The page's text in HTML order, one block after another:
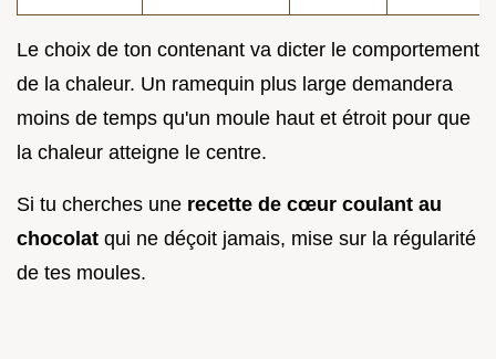
Le choix de ton contenant va dicter le comportement
de la chaleur. Un ramequin plus large demandera
moins de temps qu'un moule haut et étroit pour que
la chaleur atteigne le centre.
Si tu cherches une recette de cœur coulant au
chocolat qui ne déçoit jamais, mise sur la régularité
de tes moules.